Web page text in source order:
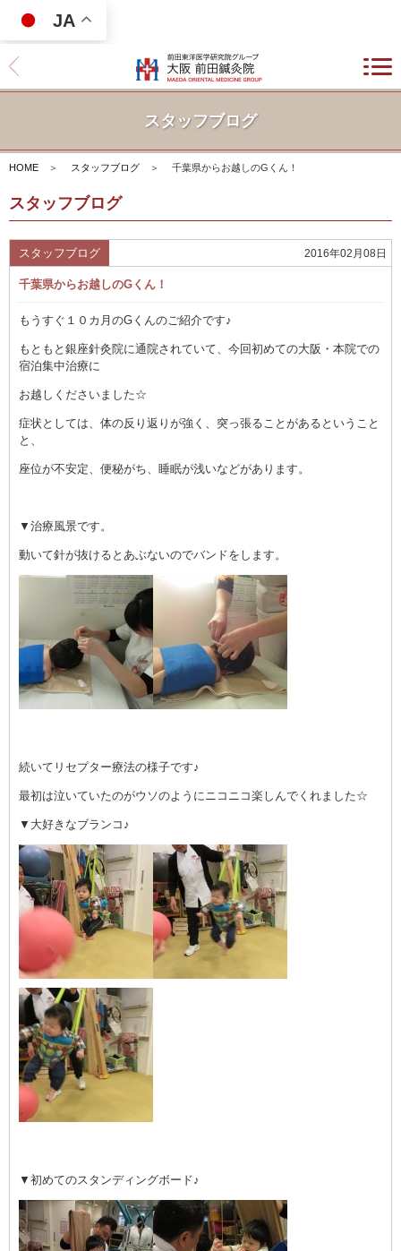
JA
スタッフブログ
HOME ＞ スタッフブログ ＞ 千葉県からお越しのGくん！
スタッフブログ
スタッフブログ 2016年02月08日
千葉県からお越しのGくん！
もうすぐ１０カ月のGくんのご紹介です♪
もともと銀座針灸院に通院されていて、今回初めての大阪・本院での
宿泊集中治療に
お越しくださいました☆
症状としては、体の反り返りが強く、突っ張ることがあるということ
と、
座位が不安定、便秘がち、睡眠が浅いなどがあります。
▼治療風景です。
動いて針が抜けるとあぶないのでバンドをします。
続いてリセプター療法の様子です♪
最初は泣いていたのがウソのようにニコニコ楽しんでくれました☆
▼大好きなブランコ♪
▼初めてのスタンディングボード♪